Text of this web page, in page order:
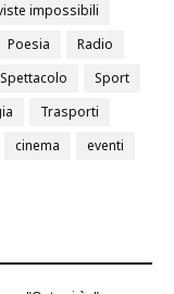
impossibili
Poesia
Radio
Spettacolo
Sport
Trasporti
cinema
eventi